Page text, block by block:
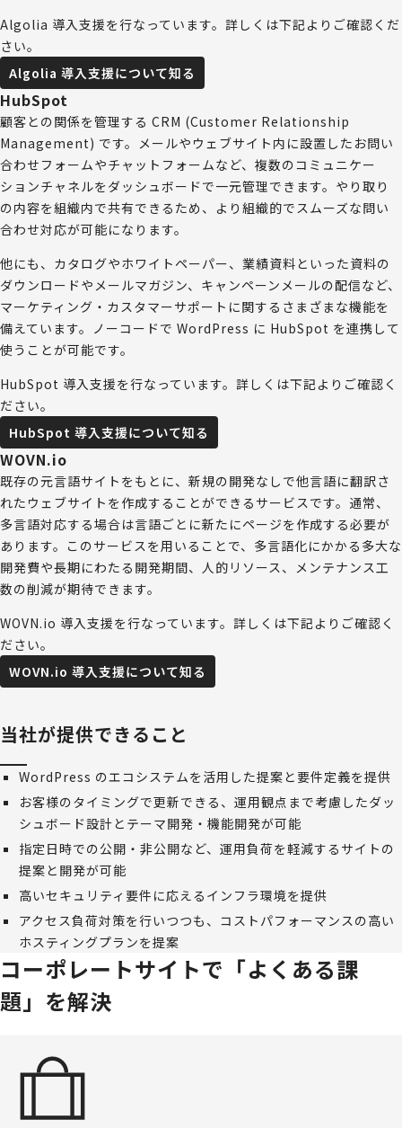
Algolia 導入支援を行なっています。詳しくは下記よりご確認くだ
さい。
Algolia 導入支援について知る
HubSpot
顧客との関係を管理する CRM (Customer Relationship
Management) です。メールやウェブサイト内に設置したお問い
合わせフォームやチャットフォームなど、複数のコミュニケー
ションチャネルをダッシュボードで一元管理できます。やり取り
の内容を組織内で共有できるため、より組織的でスムーズな問い
合わせ対応が可能になります。
他にも、カタログやホワイトペーパー、業績資料といった資料の
ダウンロードやメールマガジン、キャンペーンメールの配信など、
マーケティング・カスタマーサポートに関するさまざまな機能を
備えています。ノーコードで WordPress に HubSpot を連携して
使うことが可能です。
HubSpot 導入支援を行なっています。詳しくは下記よりご確認く
ださい。
HubSpot 導入支援について知る
WOVN.io
既存の元言語サイトをもとに、新規の開発なしで他言語に翻訳さ
れたウェブサイトを作成することができるサービスです。通常、
多言語対応する場合は言語ごとに新たにページを作成する必要が
あります。このサービスを用いることで、多言語化にかかる多大な
開発費や長期にわたる開発期間、人的リソース、メンテナンス工
数の削減が期待できます。
WOVN.io 導入支援を行なっています。詳しくは下記よりご確認く
ださい。
WOVN.io 導入支援について知る
当社が提供できること
WordPress のエコシステムを活用した提案と要件定義を提供
お客様のタイミングで更新できる、運用観点まで考慮したダッ
シュボード設計とテーマ開発・機能開発が可能
指定日時での公開・非公開など、運用負荷を軽減するサイトの
提案と開発が可能
高いセキュリティ要件に応えるインフラ環境を提供
アクセス負荷対策を行いつつも、コストパフォーマンスの高い
ホスティングプランを提案
コーポレートサイトで「よくある課
題」を解決